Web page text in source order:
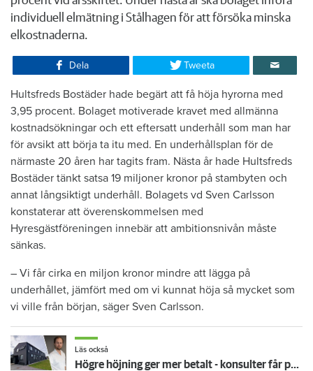
individuell elmätning i Stålhagen för att försöka minska
elkostnaderna.
Dela Tweeta
​Hultsfreds Bostäder hade begärt att få höja hyrorna med
3,95 procent. Bolaget motiverade kravet med allmänna
kostnadsökningar och ett eftersatt underhåll som man har
för avsikt att börja ta itu med. En underhållsplan för de
närmaste 20 åren har tagits fram. Nästa år hade Hultsfreds
Bostäder tänkt satsa 19 miljoner kronor på stambyten och
annat långsiktigt underhåll. Bolagets vd Sven Carlsson
konstaterar att överenskommelsen med
Hyresgästföreningen innebär att ambitionsnivån måste
sänkas.
– Vi får cirka en miljon kronor mindre att lägga på
underhållet, jämfört med om vi kunnat höja så mycket som
vi ville från början, säger Sven Carlsson.
Läs också
Högre höjning ger mer betalt - konsulter får provision för att höja hyrorna